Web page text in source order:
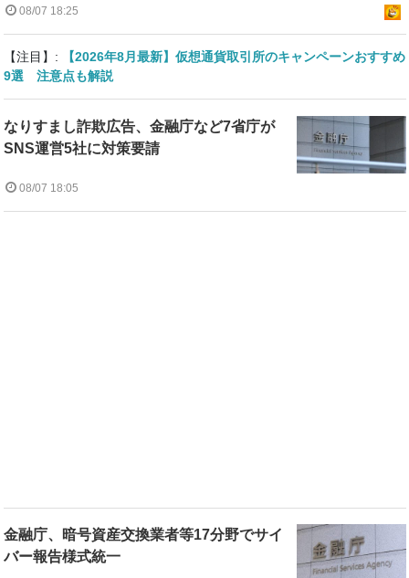
08/07 18:25
【注目】:
【2026年8月最新】仮想通貨取引所のキャンペーンおすすめ
9選 注意点も解説
なりすまし詐欺広告、金融庁など7省庁が
SNS運営5社に対策要請
08/07 18:05
金融庁、暗号資産交換業者等17分野でサイ
バー報告様式統一